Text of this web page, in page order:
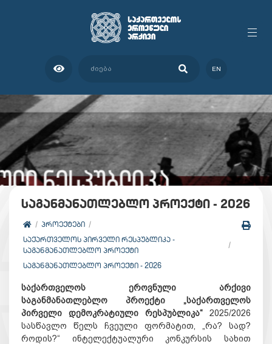
EN
საგანმანათლებლო პროექტი - 2026
ᲞᲠᲝᲔᲥᲢᲔᲑᲘ
ᲡᲐᲥᲐᲠᲗᲕᲔᲚᲝᲡ ᲞᲘᲠᲕᲔᲚᲘ ᲠᲔᲡᲞᲣᲑᲚᲘᲙᲐ -
ᲡᲐᲒᲐᲜᲛᲐᲜᲐᲗᲚᲔᲑᲚᲝ ᲞᲠᲝᲔᲥᲢᲘ
ᲡᲐᲒᲐᲜᲛᲐᲜᲐᲗᲚᲔᲑᲚᲝ ᲞᲠᲝᲔᲥᲢᲘ - 2026
საქართველოს ეროვნული არქივი
საგანმანათლებლო პროექტი „საქართველოს
პირველი დემოკრატიული რესპუბლიკა“ 2025/2026
სასწავლო წელს ჩვეული ფორმატით, „რა? სად?
როდის?“ ინტელექტუალური კონკურსის სახით